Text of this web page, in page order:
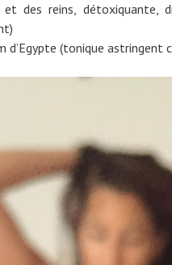
des reins, détoxiquante,
d’Egypte (tonique astringent